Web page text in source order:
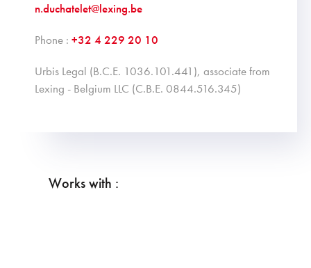
n.duchatelet@lexing.be
Phone : +32 4 229 20 10
Urbis Legal (B.C.E. 1036.101.441), associate from
Lexing - Belgium LLC (C.B.E. 0844.516.345)
Works with :